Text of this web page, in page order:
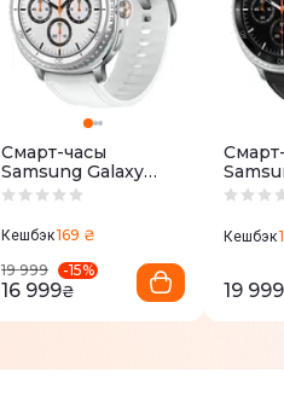
Смарт-часы
Samsung Galaxy
Watch8 Classic
Кешбэк169 ₴
19 999
-15%
16 999₴
Кешбэк
19 999